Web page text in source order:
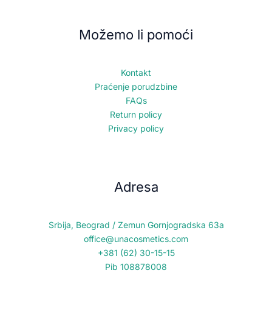
Možemo li pomoći
Kontakt
Praćenje porudzbine
FAQs
Return policy
Privacy policy
Adresa
Srbija, Beograd / Zemun Gornjogradska 63a
office@unacosmetics.com
+381 (62) 30-15-15
Pib 108878008